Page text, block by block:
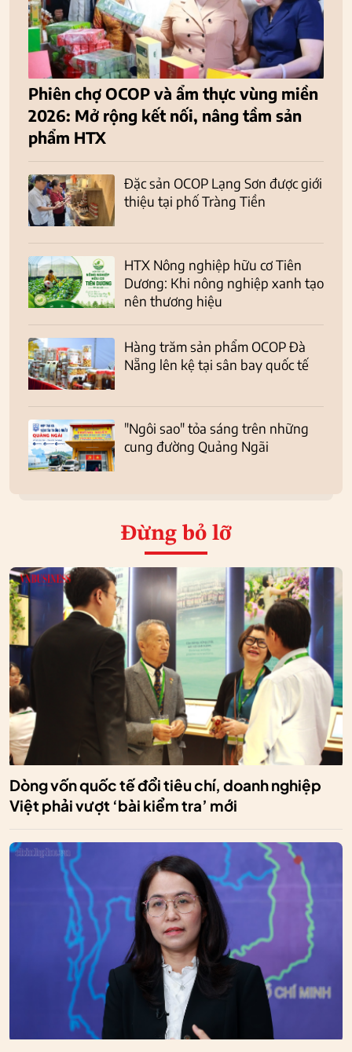
Phiên chợ OCOP và ẩm thực vùng miền
2026: Mở rộng kết nối, nâng tầm sản
phẩm HTX
Đặc sản OCOP Lạng Sơn được giới
thiệu tại phố Tràng Tiền
HTX Nông nghiệp hữu cơ Tiên
Dương: Khi nông nghiệp xanh tạo
nên thương hiệu
Hàng trăm sản phẩm OCOP Đà
Nẵng lên kệ tại sân bay quốc tế
"Ngôi sao" tỏa sáng trên những
cung đường Quảng Ngãi
Đừng bỏ lỡ
Dòng vốn quốc tế đổi tiêu chí, doanh nghiệp
Việt phải vượt ‘bài kiểm tra’ mới